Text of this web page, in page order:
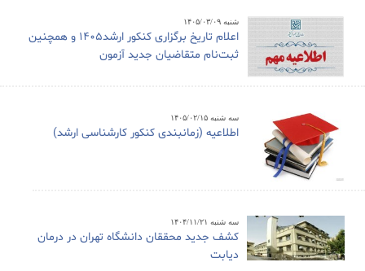
شنبه ۱۴۰۵/۰۳/۰۹
اعلام تاریخ برگزاری کنکور ارشد1405 و همچنین
ثبت‌نام متقاضیان جدید آزمون
سه شنبه ۱۴۰۵/۰۲/۱۵
اطلاعیه (زمانبندی کنکور کارشناسی ارشد)
سه شنبه ۱۴۰۴/۱۱/۲۱
کشف جدید محققان دانشگاه تهران در درمان
دیابت